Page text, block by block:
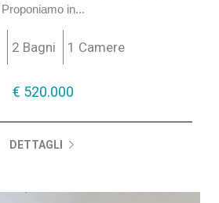
Proponiamo in...
2 Bagni 1 Camere
€ 520.000
DETTAGLI